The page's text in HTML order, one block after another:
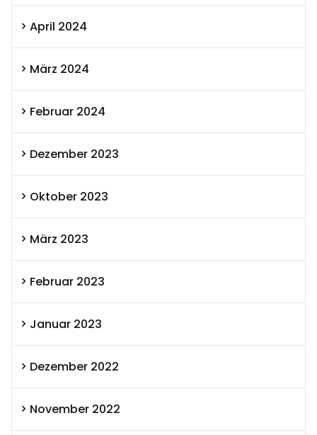
April 2024
März 2024
Februar 2024
Dezember 2023
Oktober 2023
März 2023
Februar 2023
Januar 2023
Dezember 2022
November 2022